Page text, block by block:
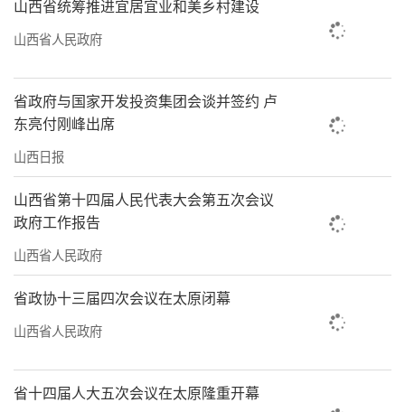
山西省统筹推进宜居宜业和美乡村建设
山西省人民政府
省政府与国家开发投资集团会谈并签约 卢
东亮付刚峰出席
山西日报
山西省第十四届人民代表大会第五次会议
政府工作报告
山西省人民政府
省政协十三届四次会议在太原闭幕
山西省人民政府
省十四届人大五次会议在太原隆重开幕